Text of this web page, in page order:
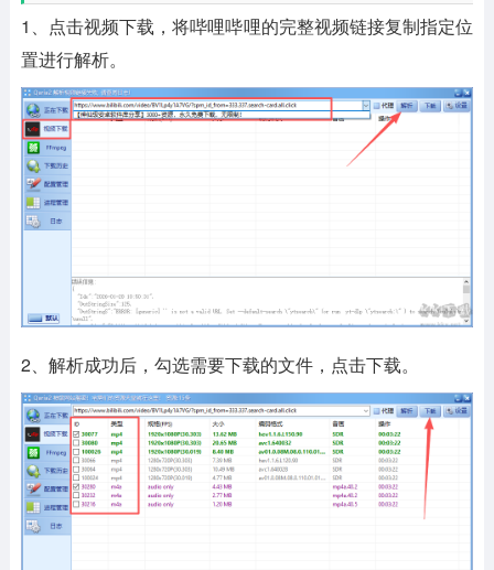
1、点击视频下载，将哔哩哔哩的完整视频链接复制指定位
置进行解析。
2、解析成功后，勾选需要下载的文件，点击下载。